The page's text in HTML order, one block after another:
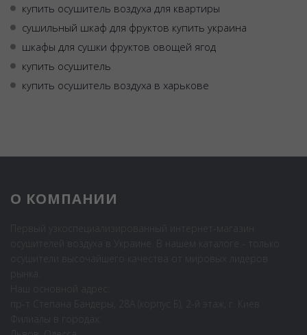
купить осушитель воздуха для квартиры
сушильный шкаф для фруктов купить украина
шкафы для сушки фруктов овощей ягод
купить осушитель
купить осушитель воздуха в харькове
О КОМПАНИИ